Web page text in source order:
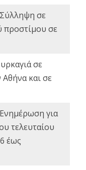
Σύλληψη σε
προστίμου σε
σε
και σε
Ενημέρωση για
τελευταίου
έως